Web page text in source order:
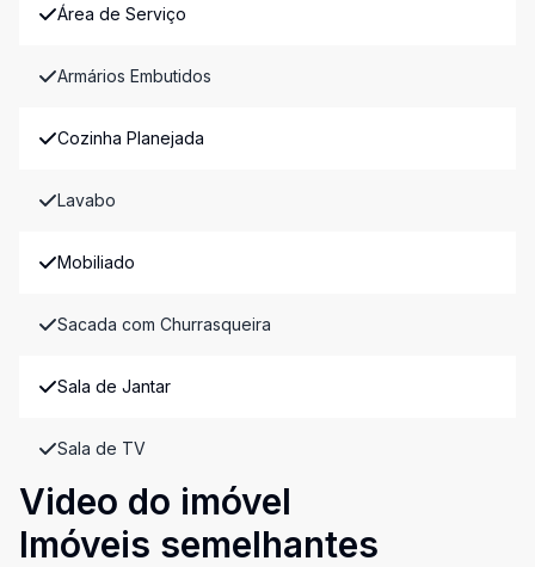
Área de Serviço
Armários Embutidos
Cozinha Planejada
Lavabo
Mobiliado
Sacada com Churrasqueira
Sala de Jantar
Sala de TV
Video do imóvel
Imóveis semelhantes